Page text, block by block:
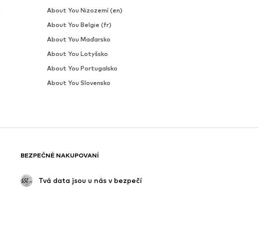
BEZPEČNÉ NAKUPOVANÍ
Tvá data jsou u nás v bezpečí
About You Nizozemí (en)
About You Belgie (fr)
About You Maďarsko
About You Lotyšsko
About You Portugalsko
About You Slovensko